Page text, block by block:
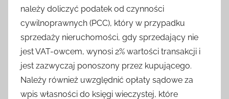
należy doliczyć podatek od czynności
cywilnoprawnych (PCC), który w przypadku
sprzedaży nieruchomości, gdy sprzedający nie
jest VAT-owcem, wynosi 2% wartości transakcji i
jest zazwyczaj ponoszony przez kupującego.
Należy również uwzględnić opłaty sądowe za
wpis własności do księgi wieczystej, które